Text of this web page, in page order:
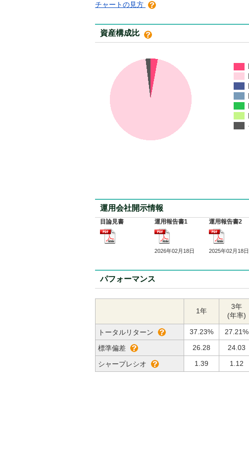
チャートの見方
資産構成比
運用会社開示情報
目論見書 運用報告書1
2026年02月18日
運用報告書2
2025年02月18日
パフォーマンス
1年
3年
(年率)
トータルリターン 37.23% 27.21%
標準偏差 26.28 24.03
シャープレシオ 1.39 1.12